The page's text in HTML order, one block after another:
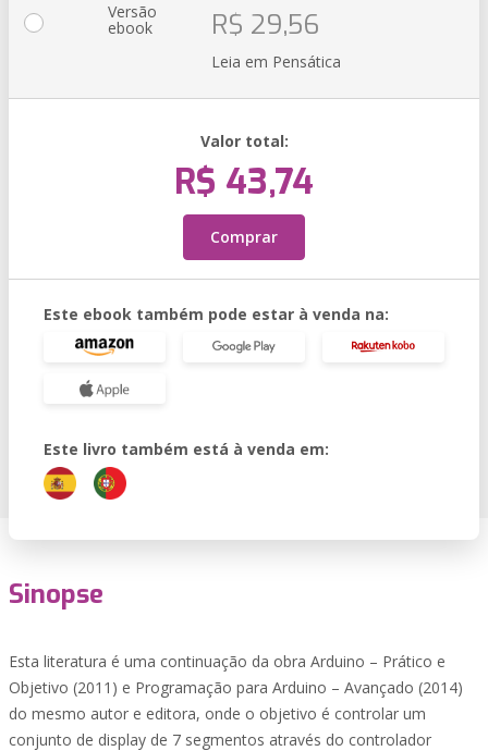
Versão
ebook R$ 29,56
Leia em Pensática
Valor total:
R$ 43,74
Comprar
Este ebook também pode estar à venda na:
Este livro também está à venda em:
Sinopse
Esta literatura é uma continuação da obra Arduino – Prático e
Objetivo (2011) e Programação para Arduino – Avançado (2014)
do mesmo autor e editora, onde o objetivo é controlar um
conjunto de display de 7 segmentos através do controlador